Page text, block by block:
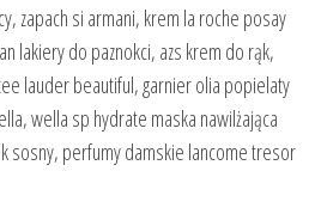
zapach si armani, krem la roche posay
lakiery do paznokci, azs krem do rąk,
lauder beautiful, garnier olia popielaty
wella sp hydrate maska nawilżająca
sosny, perfumy damskie lancome tresor